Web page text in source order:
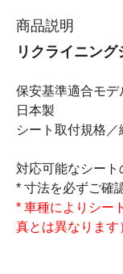
商品説明
リクライニン
保安基準適合モデ
日本製
シート取付規格
対応可能なシート
* 寸法を必ずご確
* 車種によりシー
真とは異なります